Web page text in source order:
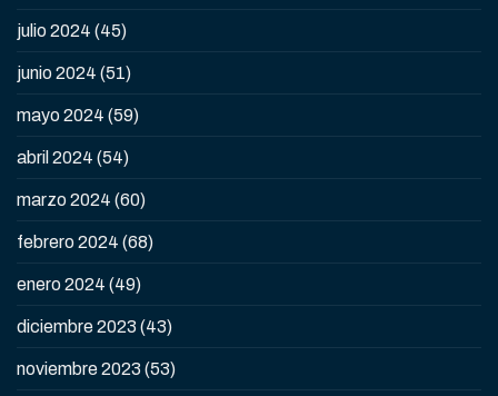
julio 2024 (45)
junio 2024 (51)
mayo 2024 (59)
abril 2024 (54)
marzo 2024 (60)
febrero 2024 (68)
enero 2024 (49)
diciembre 2023 (43)
noviembre 2023 (53)